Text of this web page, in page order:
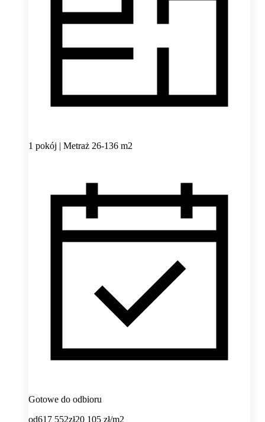
1 pokój | Metraż 26-136 m2
Gotowe do odbioru
od617 552zł20 105 zł/m2